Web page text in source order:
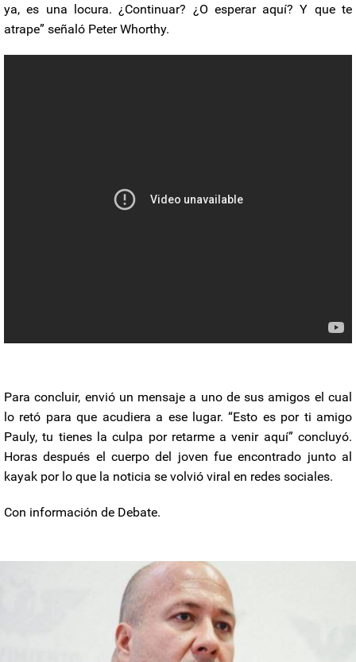
ya, es una locura. ¿Continuar? ¿O esperar aquí? Y que te
atrape” señaló Peter Whorthy.
Para concluir, envió un mensaje a uno de sus amigos el cual
lo retó para que acudiera a ese lugar. “Esto es por ti amigo
Pauly, tu tienes la culpa por retarme a venir aquí” concluyó.
Horas después el cuerpo del joven fue encontrado junto al
kayak por lo que la noticia se volvió viral en redes sociales.
Con información de Debate.